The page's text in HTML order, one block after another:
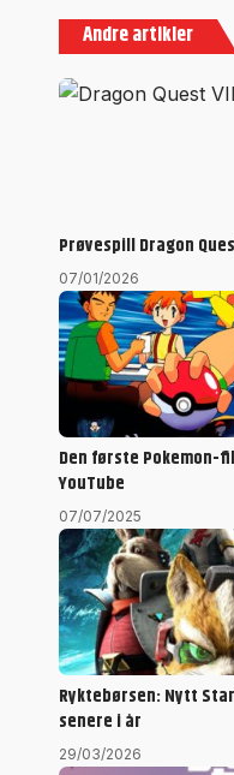
Andre artikler
Prøvespill Dragon
07/01/2026
Den første
YouTube
07/07/2025
Ryktebørsen: Nytt
senere i år
29/03/2026